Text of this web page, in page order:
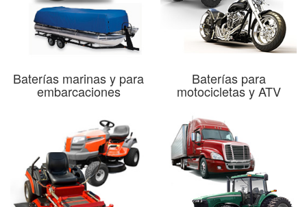
Baterías marinas y para
embarcaciones
Baterías para
motocicletas y ATV